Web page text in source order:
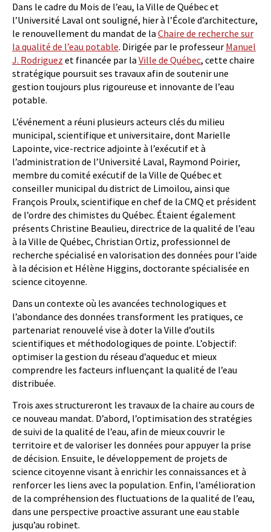
Dans le cadre du Mois de l’eau, la Ville de Québec et
l’Université Laval ont souligné, hier à l’École d’architecture,
le renouvellement du mandat de la Chaire de recherche sur
la qualité de l’eau potable. Dirigée par le professeur Manuel
J. Rodriguez et financée par la Ville de Québec, cette chaire
stratégique poursuit ses travaux afin de soutenir une
gestion toujours plus rigoureuse et innovante de l’eau
potable.
L’événement a réuni plusieurs acteurs clés du milieu
municipal, scientifique et universitaire, dont Marielle
Lapointe, vice-rectrice adjointe à l’exécutif et à
l’administration de l’Université Laval, Raymond Poirier,
membre du comité exécutif de la Ville de Québec et
conseiller municipal du district de Limoilou, ainsi que
François Proulx, scientifique en chef de la CMQ et président
de l’ordre des chimistes du Québec. Étaient également
présents Christine Beaulieu, directrice de la qualité de l’eau
à la Ville de Québec, Christian Ortiz, professionnel de
recherche spécialisé en valorisation des données pour l’aide
à la décision et Hélène Higgins, doctorante spécialisée en
science citoyenne.
Dans un contexte où les avancées technologiques et
l’abondance des données transforment les pratiques, ce
partenariat renouvelé vise à doter la Ville d’outils
scientifiques et méthodologiques de pointe. L’objectif:
optimiser la gestion du réseau d’aqueduc et mieux
comprendre les facteurs influençant la qualité de l’eau
distribuée.
Trois axes structureront les travaux de la chaire au cours de
ce nouveau mandat. D’abord, l’optimisation des stratégies
de suivi de la qualité de l’eau, afin de mieux couvrir le
territoire et de valoriser les données pour appuyer la prise
de décision. Ensuite, le développement de projets de
science citoyenne visant à enrichir les connaissances et à
renforcer les liens avec la population. Enfin, l’amélioration
de la compréhension des fluctuations de la qualité de l’eau,
dans une perspective proactive assurant une eau stable
jusqu’au robinet.